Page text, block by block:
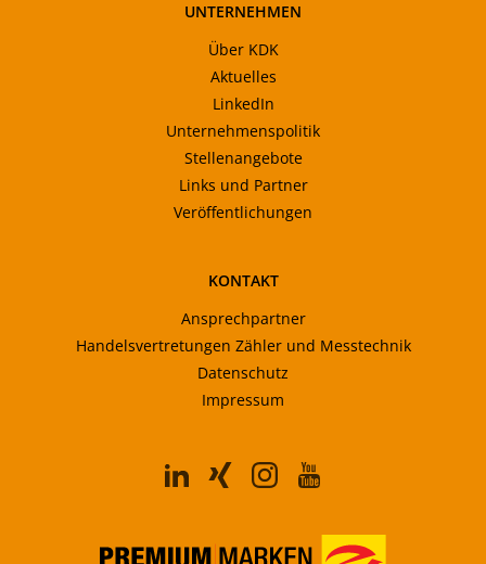
UNTERNEHMEN
Über KDK
Aktuelles
LinkedIn
Unternehmenspolitik
Stellenangebote
Links und Partner
Veröffentlichungen
KONTAKT
Ansprechpartner
Handelsvertretungen Zähler und Messtechnik
Datenschutz
Impressum